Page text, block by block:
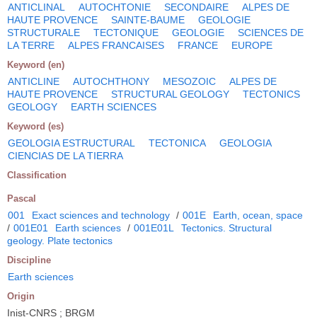
ANTICLINAL AUTOCHTONIE SECONDAIRE
ALPES DE
HAUTE PROVENCE
SAINTE-BAUME
GEOLOGIE
STRUCTURALE
TECTONIQUE GEOLOGIE
SCIENCES DE
LA TERRE
ALPES FRANCAISES FRANCE EUROPE
Keyword (en)
ANTICLINE AUTOCHTHONY MESOZOIC
ALPES DE
HAUTE PROVENCE
STRUCTURAL GEOLOGY
TECTONICS
GEOLOGY
EARTH SCIENCES
Keyword (es)
GEOLOGIA ESTRUCTURAL TECTONICA
GEOLOGIA
CIENCIAS DE LA TIERRA
Classification
Pascal
001 Exact sciences and technology / 001E
Earth, ocean, space
/ 001E01 Earth sciences / 001E01L
Tectonics. Structural
geology. Plate tectonics
Discipline
Earth sciences
Origin
Inist-CNRS ; BRGM